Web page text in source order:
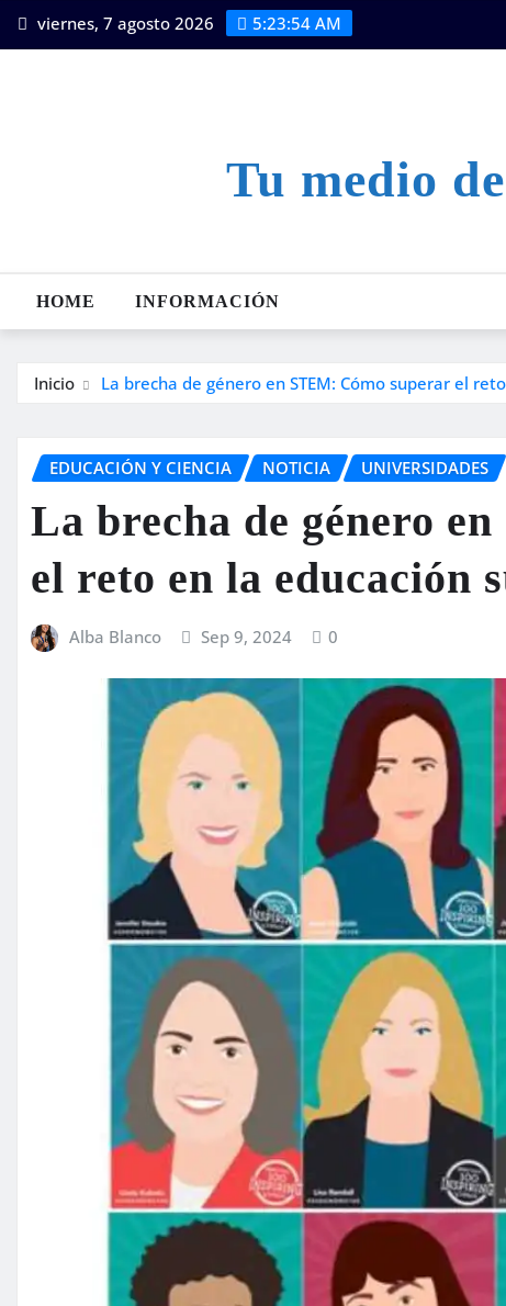
Saltarviernes, 7 agosto 2026 5:23:55 AM
Tu medio
HOME INFORMACIÓN
Inicio La brecha de género en STEM: Cómo superar el
EDUCACIÓN Y CIENCIA NOTICIA UNIVERSIDADES
La brecha de género
el reto en la educación
Alba Blanco Sep 9, 2024 0